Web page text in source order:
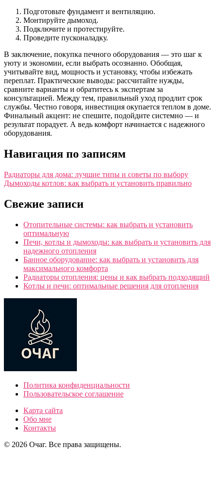
Подготовьте фундамент и вентиляцию.
Монтируйте дымоход.
Подключите и протестируйте.
Проведите пусконаладку.
В заключение, покупка печного оборудования — это шаг к
уюту и экономии, если выбрать осознанно. Обобщая,
учитывайте вид, мощность и установку, чтобы избежать
переплат. Практические выводы: рассчитайте нужды,
сравните варианты и обратитесь к экспертам за
консультацией. Между тем, правильный уход продлит срок
службы. Честно говоря, инвестиция окупается теплом в доме.
Финальный акцент: не спешите, подойдите системно — и
результат порадует. А ведь комфорт начинается с надежного
оборудования.
Навигация по записям
Радиаторы для дома: лучшие типы и советы по выбору
Дымоходы котлов: как выбрать и установить правильно
Свежие записи
Отопительные системы: как выбрать и установить
оптимальную
Печи, котлы и дымоходы: как выбрать и установить для
надежного отопления
Банное оборудование: как выбрать и установить для
максимального комфорта
Радиаторы отопления: цены и как выбрать подходящий
Котлы и печи: оптимальные решения для отопления
Политика конфиденциальности
Пользовательское соглашение
Карта сайта
Обо мне
Контакты
© 2026 Очаг. Все права защищены.